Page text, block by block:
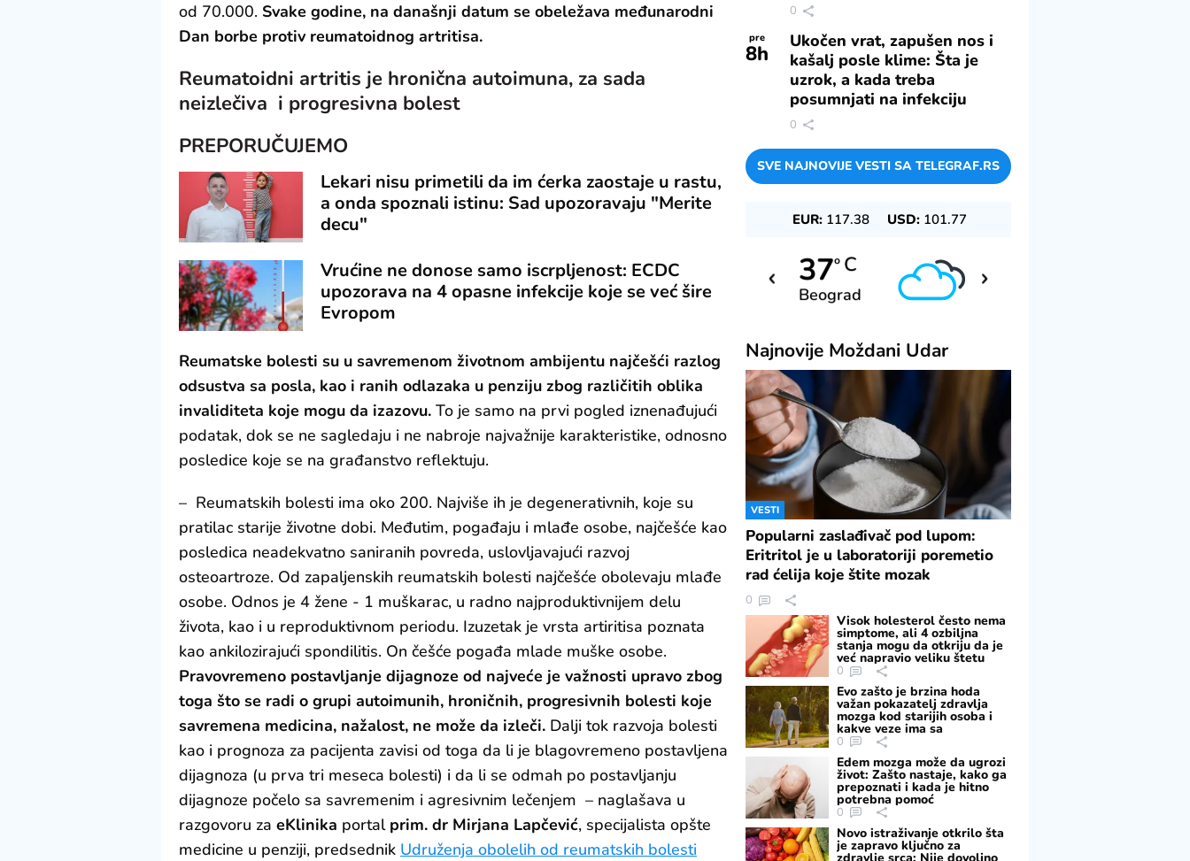
od 70.000. Svake godine, na današnji datum se obeležava međunarodni
Dan borbe protiv reumatoidnog artritisa.
Reumatoidni artritis je hronična autoimuna, za sada
neizlečiva i progresivna bolest
PREPORUČUJEMO
Lekari nisu primetili da im ćerka zaostaje u rastu,
a onda spoznali istinu: Sad upozoravaju "Merite
decu"
Vrućine ne donose samo iscrpljenost: ECDC
upozorava na 4 opasne infekcije koje se već šire
Evropom
Reumatske bolesti su u savremenom životnom ambijentu najčešći razlog
odsustva sa posla, kao i ranih odlazaka u penziju zbog različitih oblika
invaliditeta koje mogu da izazovu. To je samo na prvi pogled iznenađujući
podatak, dok se ne sagledaju i ne nabroje najvažnije karakteristike, odnosno
posledice koje se na građanstvo reflektuju.
– Reumatskih bolesti ima oko 200. Najviše ih je degenerativnih, koje su
pratilac starije životne dobi. Međutim, pogađaju i mlađe osobe, najčešće kao
posledica neadekvatno saniranih povreda, uslovljavajući razvoj
osteoartroze. Od zapaljenskih reumatskih bolesti najčešće obolevaju mlađe
osobe. Odnos je 4 žene - 1 muškarac, u radno najproduktivnijem delu
života, kao i u reproduktivnom periodu. Izuzetak je vrsta artiritisa poznata
kao ankilozirajući spondilitis. On češće pogađa mlade muške osobe.
Pravovremeno postavljanje dijagnoze od najveće je važnosti upravo zbog
toga što se radi o grupi autoimunih, hroničnih, progresivnih bolesti koje
savremena medicina, nažalost, ne može da izleči. Dalji tok razvoja bolesti
kao i prognoza za pacijenta zavisi od toga da li je blagovremeno postavljena
dijagnoza (u prva tri meseca bolesti) i da li se odmah po postavljanju
dijagnoze počelo sa savremenim i agresivnim lečenjem – naglašava u
razgovoru za eKlinika portal prim. dr Mirjana Lapčević, specijalista opšte
medicine u penziji, predsednik Udruženja obolelih od reumatskih bolesti
0
pre
8h
Ukočen vrat, zapušen nos i
kašalj posle klime: Šta je
uzrok, a kada treba
posumnjati na infekciju
0
SVE NAJNOVIJE VESTI SA TELEGRAF.RS
EUR: 117.38 USD: 101.77
33o C
Priština
37o C
Beograd
Najnovije Moždani Udar
VESTI
Popularni zaslađivač pod lupom:
Eritritol je u laboratoriji poremetio
rad ćelija koje štite mozak
0
Visok holesterol često nema
simptome, ali 4 ozbiljna
stanja mogu da otkriju da je
već napravio veliku štetu
0
Evo zašto je brzina hoda
važan pokazatelj zdravlja
mozga kod starijih osoba i
kakve veze ima sa
pamćenjem
0
Edem mozga može da ugrozi
život: Zašto nastaje, kako ga
prepoznati i kada je hitno
potrebna pomoć
0
Novo istraživanje otkrilo šta
je zapravo ključno za